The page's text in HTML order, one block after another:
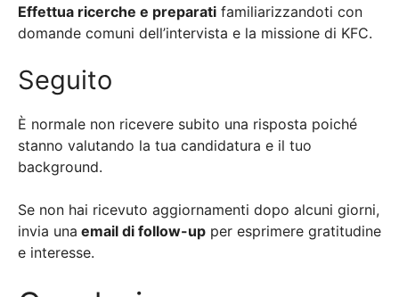
Effettua ricerche e preparati familiarizzandoti con
domande comuni dell’intervista e la missione di KFC.
Seguito
È normale non ricevere subito una risposta poiché
stanno valutando la tua candidatura e il tuo
background.
Se non hai ricevuto aggiornamenti dopo alcuni giorni,
invia una email di follow-up per esprimere gratitudine
e interesse.